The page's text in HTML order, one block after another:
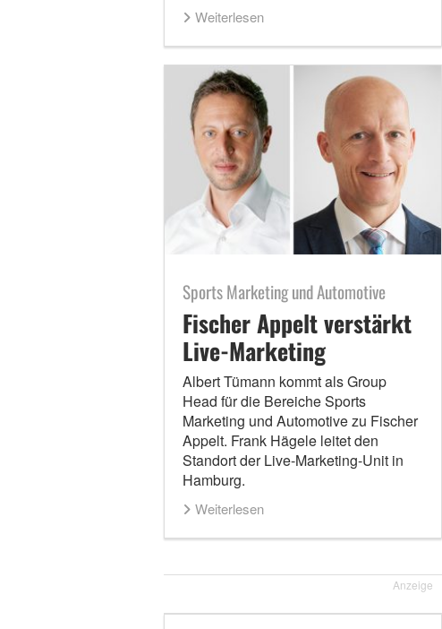
Weiterlesen
Sports Marketing und Automotive
Fischer Appelt verstärkt
Live-Marketing
Albert Tümann kommt als Group
Head für die Bereiche Sports
Marketing und Automotive zu Fischer
Appelt. Frank Hägele leitet den
Standort der Live-Marketing-Unit in
Hamburg.
Weiterlesen
Anzeige